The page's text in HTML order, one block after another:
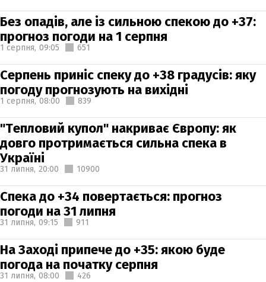
Без опадів, але із сильною спекою до +37:
прогноз погоди на 1 серпня
1 серпня, 09:05 651
Серпень приніс спеку до +38 градусів: яку
погоду прогнозують на вихідні
1 серпня, 08:00 839
"Тепловий купол" накриває Європу: як
довго протримається сильна спека в
Україні
31 липня, 20:00 10900
Спека до +34 повертається: прогноз
погоди на 31 липня
31 липня, 09:15 911
На Заході припече до +35: якою буде
погода на початку серпня
31 липня, 08:00 426